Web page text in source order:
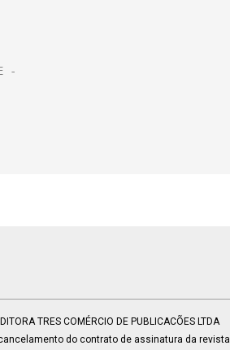
TRES COMÉRCIO DE PUBLICACÕES LTDA
do contrato de assinatura da revista